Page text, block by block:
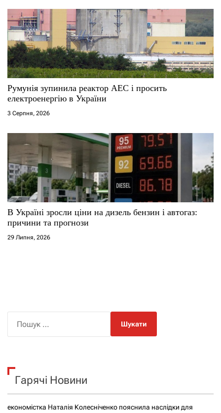
Румунія зупинила реактор АЕС і просить
електроенергію в України
3 Серпня, 2026
В Україні зросли ціни на дизель бензин і автогаз:
причини та прогнози
29 Липня, 2026
к
Гарячі Новини
економістка Наталія Колесніченко пояснила наслідки для